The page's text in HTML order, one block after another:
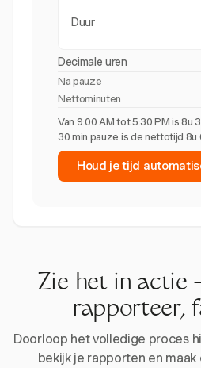
Duur
Decimale uren
Na pauze
Nettominuten
Van 9:00 AM tot 5:30 PM is 8u
30 min pauze is de nettotijd 8u
Houd je tijd
Zie het in actie
rapporteer,
Doorloop het volledige proces
bekijk je rapporten en